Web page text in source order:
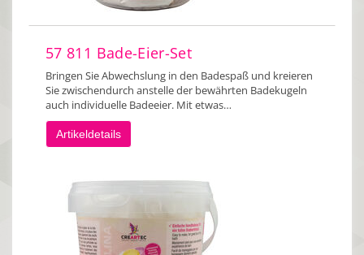
57 811 Bade-Eier-Set
Bringen Sie Abwechslung in den Badespaß und kreieren
Sie zwischendurch anstelle der bewährten Badekugeln
auch individuelle Badeeier. Mit etwas…
Artikeldetails